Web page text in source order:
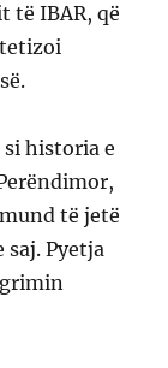
të IBAR, që
si historia e
të jetë
saj. Pyetja